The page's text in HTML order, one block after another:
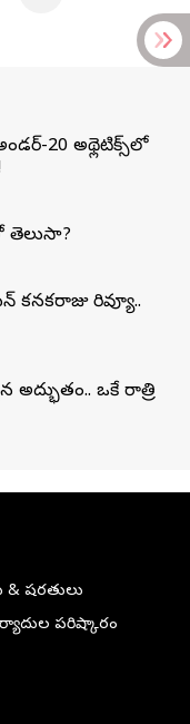
20 అథ్లెటిక్స్‌లో
తెలుసా?
కనకరాజు రివ్యూ..
అద్భుతం.. ఒకే రాత్రి
షరతులు
పరిష్కారం